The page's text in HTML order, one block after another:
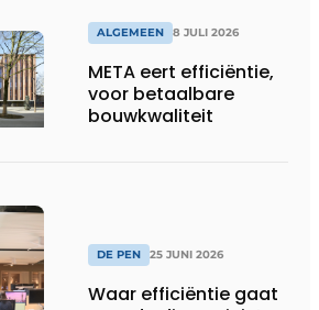
ALGEMEEN 8 JULI 2026
META eert efficiëntie,
voor betaalbare
bouwkwaliteit
DE PEN 25 JUNI 2026
Waar efficiëntie gaat